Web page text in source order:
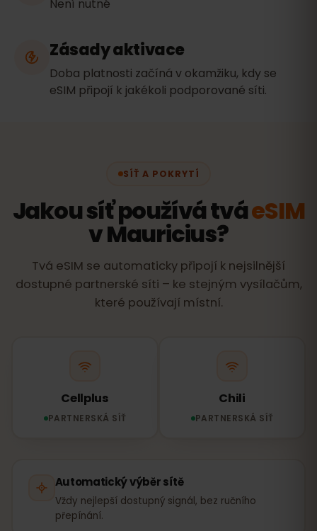
Není nutné
Zásady aktivace
Doba platnosti začíná v okamžiku, kdy se
eSIM připojí k jakékoli podporované síti.
SÍŤ A POKRYTÍ
Jakou síť používá tváeSIM
v Mauricius?
Tvá eSIM se automaticky připojí k nejsilnější
dostupné partnerské síti – ke stejným vysílačům,
které používají místní.
Cellplus
PARTNERSKÁ SÍŤ
Chili
PARTNERSKÁ SÍŤ
Automatický výběr sítě
Vždy nejlepší dostupný signál, bez ručního
přepínání.